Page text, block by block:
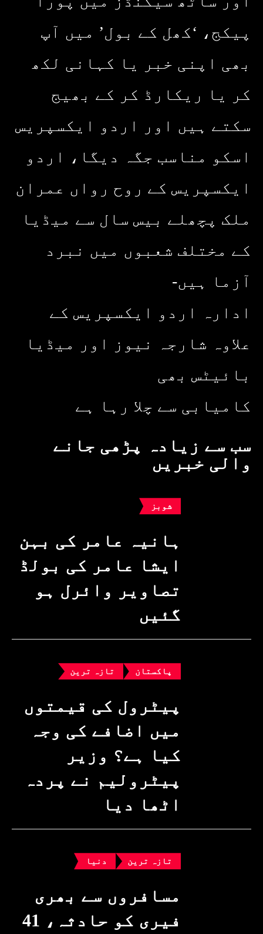
پیکج، ‘کھل کے بول’ میں آپ
بھی اپنی خبر یا کہانی لکھ
کر یا ریکارڈ کر کے بھیج
سکتے ہیں اور اردو ایکسپریس
اسکو مناسب جگہ دیگا، اردو
ایکسپریس کے روح رواں عمران
ملک پچھلے بیس سال سے میڈیا
کے مختلف شعبوں میں نبرد
آزما ہیں-
ادارہ اردو ایکسپریس کے
علاوہ شارجہ نیوز اور میڈیا
بائیٹس بھی
کامیابی سے چلا رہا ہے
سب سے زیادہ پڑھی جانے
والی خبریں
شوبز
ہانیہ عامر کی بہن
ایشا عامر کی بولڈ
تصاویر وائرل ہو
گئیں
پاکستان تازہ ترین
پیٹرول کی قیمتوں
میں اضافے کی وجہ
کیا ہے؟ وزیرِ
پیٹرولیم نے پردہ
اٹھا دیا
تازہ ترین دنیا
مسافروں سے بھری
فیری کو حادثہ، 41